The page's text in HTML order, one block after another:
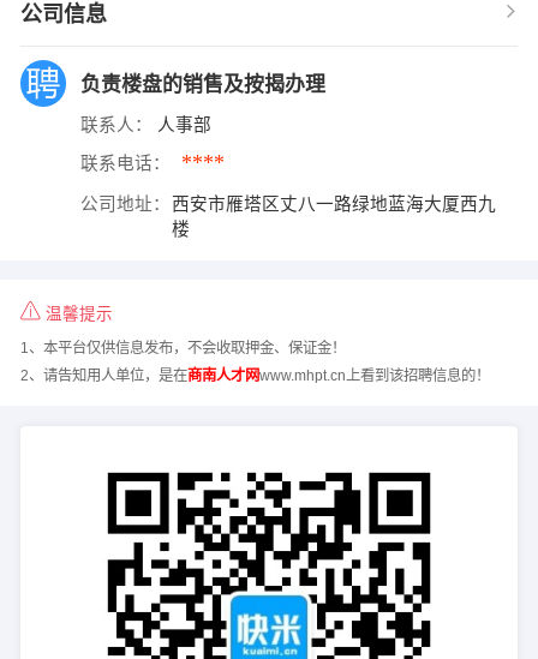
公司信息
负责楼盘的销售及按揭办理
联系人： 人事部
联系电话： ****
公司地址：
西安市雁塔区丈八一路绿地蓝海大厦西九
楼
温馨提示
1、本平台仅供信息发布，不会收取押金、保证金！
2、请告知用人单位，是在商南人才网www.mhpt.cn上看到该招聘信息的！